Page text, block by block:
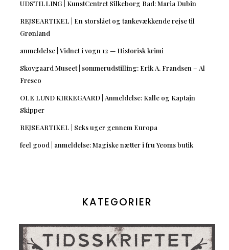
UDSTILLING | KunstCentret Silkeborg Bad: Maria Dubin
REJSEARTIKEL | En storslået og tankevækkende rejse til
Grønland
anmeldelse | Vidnet i vogn 12 — Historisk krimi
Skovgaard Museet | sommerudstilling: Erik A. Frandsen – Al
Fresco
OLE LUND KIRKEGAARD | Anmeldelse: Kalle og Kaptajn
Skipper
REJSEARTIKEL | Seks uger gennem Europa
feel good | anmeldelse: Magiske nætter i fru Yeoms butik
KATEGORIER